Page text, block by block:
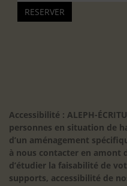
Accessibilité : ALEPH-
personnes en situation de
d’un aménagement
à nous contacter en amont
d’étudier la faisabilité de
supports, accessibilité de